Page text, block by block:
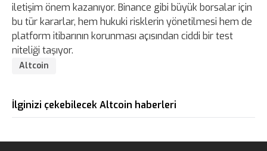
iletişim önem kazanıyor. Binance gibi büyük borsalar için
bu tür kararlar, hem hukuki risklerin yönetilmesi hem de
platform itibarının korunması açısından ciddi bir test
niteliği taşıyor.
Altcoin
İlginizi çekebilecek Altcoin haberleri